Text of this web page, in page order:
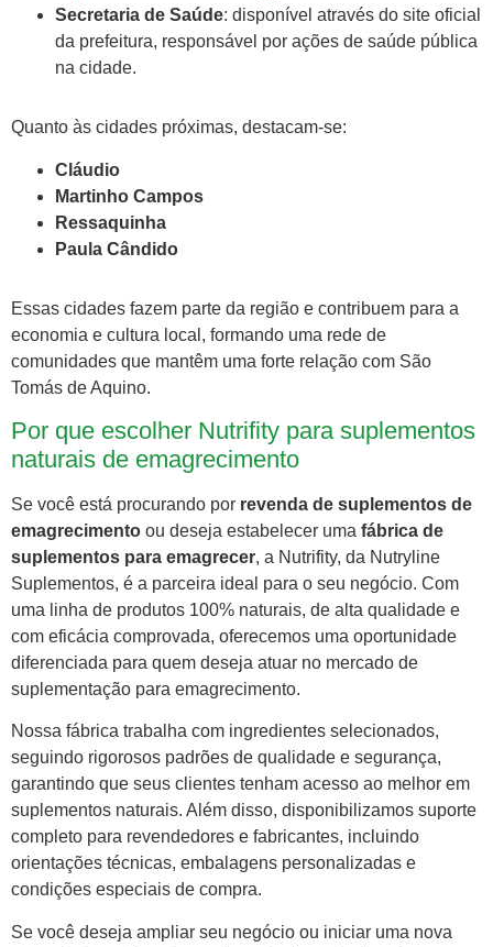
Secretaria de Saúde: disponível através do site oficial
da prefeitura, responsável por ações de saúde pública
na cidade.
Quanto às cidades próximas, destacam-se:
Cláudio
Martinho Campos
Ressaquinha
Paula Cândido
Essas cidades fazem parte da região e contribuem para a
economia e cultura local, formando uma rede de
comunidades que mantêm uma forte relação com São
Tomás de Aquino.
Por que escolher Nutrifity para suplementos
naturais de emagrecimento
Se você está procurando por revenda de suplementos de
emagrecimento ou deseja estabelecer uma fábrica de
suplementos para emagrecer, a Nutrifity, da Nutryline
Suplementos, é a parceira ideal para o seu negócio. Com
uma linha de produtos 100% naturais, de alta qualidade e
com eficácia comprovada, oferecemos uma oportunidade
diferenciada para quem deseja atuar no mercado de
suplementação para emagrecimento.
Nossa fábrica trabalha com ingredientes selecionados,
seguindo rigorosos padrões de qualidade e segurança,
garantindo que seus clientes tenham acesso ao melhor em
suplementos naturais. Além disso, disponibilizamos suporte
completo para revendedores e fabricantes, incluindo
orientações técnicas, embalagens personalizadas e
condições especiais de compra.
Se você deseja ampliar seu negócio ou iniciar uma nova